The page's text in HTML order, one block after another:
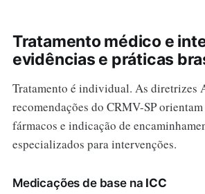
Tratamento médico e
evidências e práticas
Tratamento é individual. As diretrizes
recomendações do CRMV-SP
fármacos e indicação de
especializados para intervenções.
Medicações de base na ICC